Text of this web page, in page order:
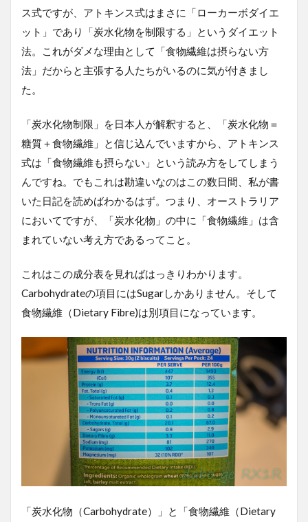
ス式ですが、アトキンス式はまさに「ローカーボダイエ
ット」であり「炭水化物を制限する」というダイエット
法。これがダメな理由として「食物繊維は摂らない方
法」だからと主張する人たちがいるのに気が付きまし
た。
「炭水化物制限」を日本人が解釈すると、「炭水化物＝
糖質＋食物繊維」と信じ込んでいますから、アトキンス
式は「食物繊維も摂らない」という読み方をしてしまう
んですね。でもこれは勘違いなのはこの数日間、私が書
いた日記を読めばわかるはず。つまり、オーストラリア
においてですが、「炭水化物」の中に「食物繊維」は含
まれていない考え方であるってこと。
これはこの成分表を見ればはっきりわかります。
Carbohydrateの項目にはSugarしかありません。そして
食物繊維（Dietary Fibre)は別項目になっています。
「炭水化物（Carbohydrate）」と「食物繊維（Dietary